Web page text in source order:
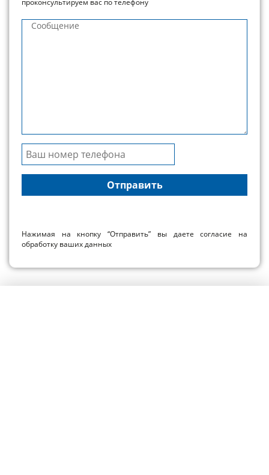
проконсультируем вас по телефону
Сообщение
Нажимая на кнопку “Отправить” вы даете согласие на
обработку ваших данных